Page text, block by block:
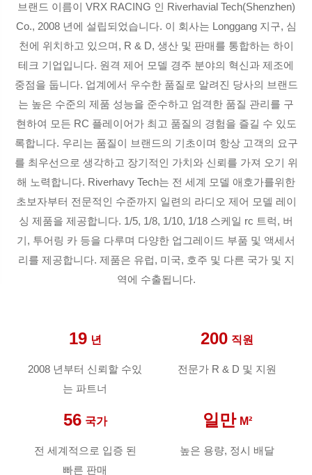
브랜드 이름이 VRX RACING 인 Riverhavial Tech(Shenzhen)
Co., 2008 년에 설립되었습니다. 이 회사는 Longgang 지구, 심
천에 위치하고 있으며, R & D, 생산 및 판매를 통합하는 하이
테크 기업입니다. 원격 제어 모델 경주 분야의 혁신과 제조에
중점을 둡니다. 업계에서 우수한 품질로 알려진 당사의 브랜드
는 높은 수준의 제품 성능을 준수하고 엄격한 품질 관리를 구
현하여 모든 RC 플레이어가 최고 품질의 경험을 즐길 수 있도
록합니다. 우리는 품질이 브랜드의 기초이며 항상 고객의 요구
를 최우선으로 생각하고 장기적인 가치와 신뢰를 가져 오기 위
해 노력합니다. Riverhavy Tech는 전 세계 모델 애호가를위한
초보자부터 전문적인 수준까지 일련의 라디오 제어 모델 레이
싱 제품을 제공합니다. 1/5, 1/8, 1/10, 1/18 스케일 rc 트럭, 버
기, 투어링 카 등을 다루며 다양한 업그레이드 부품 및 액세서
리를 제공합니다. 제품은 유럽, 미국, 호주 및 다른 국가 및 지
역에 수출됩니다.
19 년
2008 년부터 신뢰할 수있
는 파트너
200 직원
전문가 R & D 및 지원
56 국가
전 세계적으로 입증 된
빠른 판매
일만 M²
높은 용량, 정시 배달